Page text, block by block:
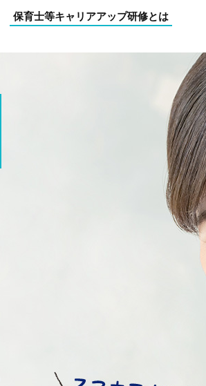
保育士等キャリアアップ研修とは